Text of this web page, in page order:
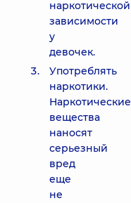
наркотической
зависимости
у
девочек.
Употреблять
наркотики.
Наркотические
вещества
наносят
серьезный
вред
еще
не